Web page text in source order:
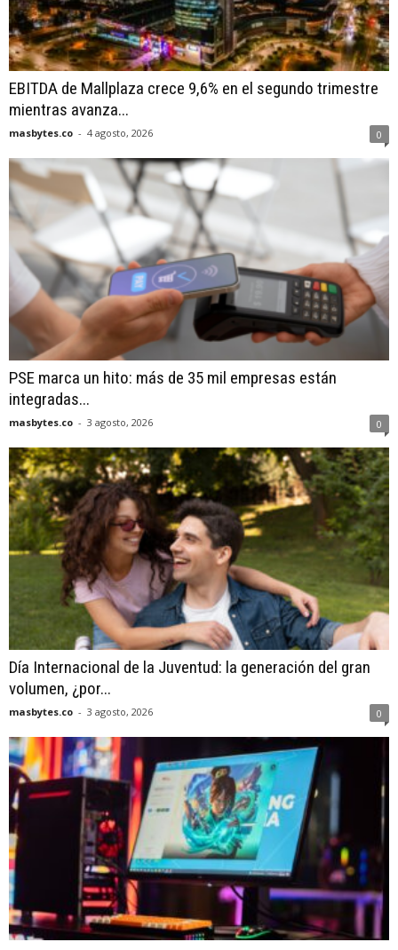
EBITDA de Mallplaza crece 9,6% en el segundo trimestre
mientras avanza...
masbytes.co - 4 agosto, 2026 0
PSE marca un hito: más de 35 mil empresas están
integradas...
masbytes.co - 3 agosto, 2026 0
Día Internacional de la Juventud: la generación del gran
volumen, ¿por...
masbytes.co - 3 agosto, 2026 0